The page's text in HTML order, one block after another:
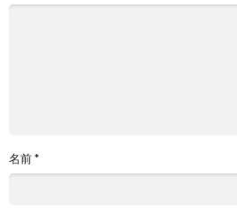
名前*